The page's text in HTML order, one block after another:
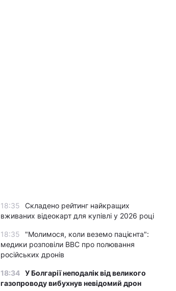
18:35
Складено рейтинг найкращих
вживаних відеокарт для купівлі у 2026 році
18:35
"Молимося, коли веземо пацієнта":
медики розповіли BBC про полювання
російських дронів
18:34 У Болгарії неподалік від великого
газопроводу вибухнув невідомий дрон